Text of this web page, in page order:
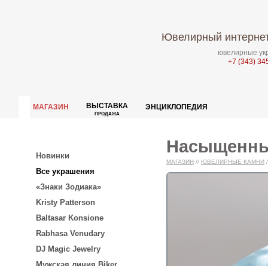
Ювелирный
ювелирные
+7 (343)
МАГАЗИН ВЫСТАВКА
ПРОДАЖА
ЭНЦИКЛОПЕДИЯ
Новинки
Все украшения
«Знаки Зодиака»
Kristy Patterson
Baltasar Konsione
Rabhasa Venudary
DJ Magic Jewelry
МАГАЗИН // ЮВЕЛИРНЫЕ КАМНИ